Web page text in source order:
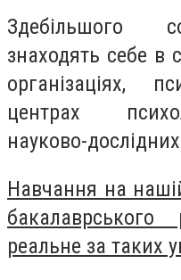
Здебільшого
знаходять себе в
організаціях,
центрах
науково-дослідних
Навчання на
реальне за таких